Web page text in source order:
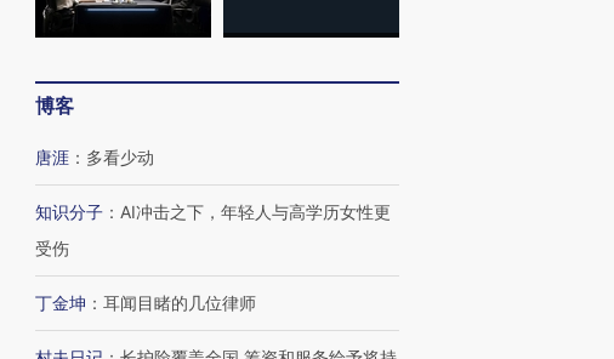
博客
唐涯 ： 多看少动
知识分子 ： AI冲击之下，年轻人与高学历女性更
受伤
丁金坤 ： 耳闻目睹的几位律师